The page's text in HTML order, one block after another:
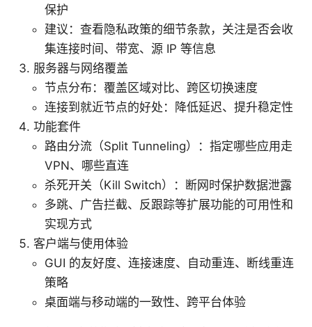
保护
建议：查看隐私政策的细节条款，关注是否会收
集连接时间、带宽、源 IP 等信息
服务器与网络覆盖
节点分布：覆盖区域对比、跨区切换速度
连接到就近节点的好处：降低延迟、提升稳定性
功能套件
路由分流（Split Tunneling）：指定哪些应用走
VPN、哪些直连
杀死开关（Kill Switch）：断网时保护数据泄露
多跳、广告拦截、反跟踪等扩展功能的可用性和
实现方式
客户端与使用体验
GUI 的友好度、连接速度、自动重连、断线重连
策略
桌面端与移动端的一致性、跨平台体验